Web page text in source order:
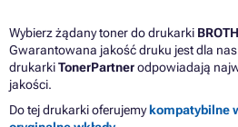
Wybierz żądany toner do drukarki
Gwarantowana jakość druku jest dla
drukarkiTonerPartnerodpowiadają
jakości.
Do tej drukarki oferujemykompatybilne